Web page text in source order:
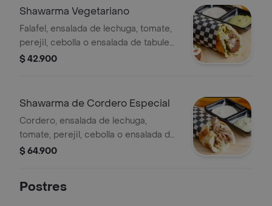
Shawarma Vegetariano
Falafel, ensalada de lechuga, tomate,
perejil, cebolla o ensalada de tabule
opcional, salsas de ajonjolí y ajo.
$ 42.900
Shawarma de Cordero Especial
Cordero, ensalada de lechuga,
tomate, perejil, cebolla o ensalada de
tabule, crema de garbanzo y salsas de
$ 64.900
Postres